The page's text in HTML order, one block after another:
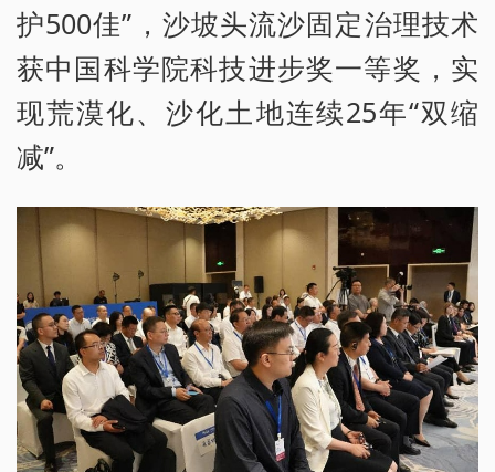
护500佳”，沙坡头流沙固定治理技术
获中国科学院科技进步奖一等奖，实
现荒漠化、沙化土地连续25年“双缩
减”。